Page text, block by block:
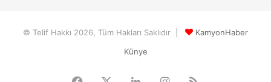
© Telif Hakkı 2026, Tüm Hakları Saklıdır |
KamyonHaber
Künye